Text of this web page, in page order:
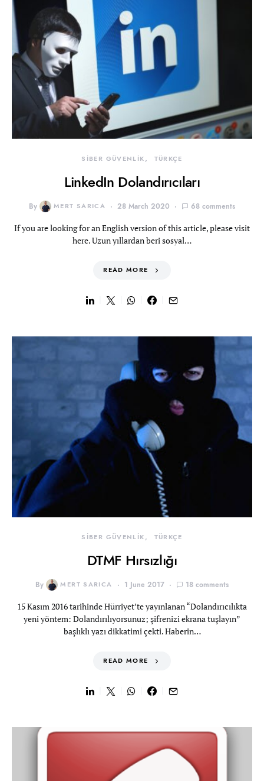
SİBER GÜVENLİK TÜRKÇE
LinkedIn Dolandırıcıları
By MERT SARICA 28 March 2020 68 comments
If you are looking for an English version of this article, please visit
here. Uzun yıllardan beri sosyal…
READ MORE
SİBER GÜVENLİK TÜRKÇE
DTMF Hırsızlığı
By MERT SARICA 1 June 2017 18 comments
15 Kasım 2016 tarihinde Hürriyet’te yayınlanan “Dolandırıcılıkta
yeni yöntem: Dolandırılıyorsunuz; şifrenizi ekrana tuşlayın”
başlıklı yazı dikkatimi çekti. Haberin…
READ MORE